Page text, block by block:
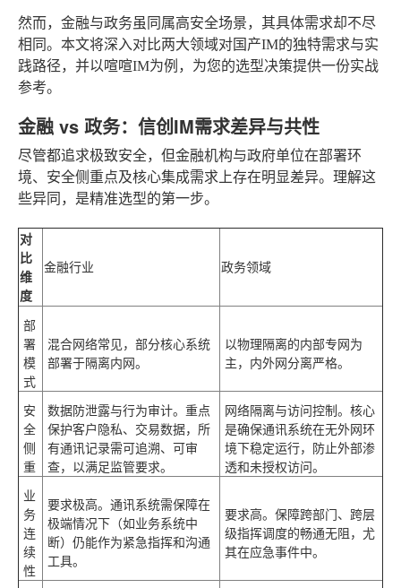
然而，金融与政务虽同属高安全场景，其具体需求却不尽
相同。本文将深入对比两大领域对国产IM的独特需求与实
践路径，并以喧喧IM为例，为您的选型决策提供一份实战
参考。
金融 vs 政务：信创IM需求差异与共性
尽管都追求极致安全，但金融机构与政府单位在部署环
境、安全侧重点及核心集成需求上存在明显差异。理解这
些异同，是精准选型的第一步。
对
比
维
度
金融行业 政务领域
部
署
模
式
混合网络常见，部分核心系统
部署于隔离内网。
以物理隔离的内部专网为
主，内外网分离严格。
安
全
侧
重
数据防泄露与行为审计。重点
保护客户隐私、交易数据，所
有通讯记录需可追溯、可审
查，以满足监管要求。
网络隔离与访问控制。核心
是确保通讯系统在无外网环
境下稳定运行，防止外部渗
透和未授权访问。
业
务
连
续
性
要求极高。通讯系统需保障在
极端情况下（如业务系统中
断）仍能作为紧急指挥和沟通
工具。
要求高。保障跨部门、跨层
级指挥调度的畅通无阻，尤
其在应急事件中。